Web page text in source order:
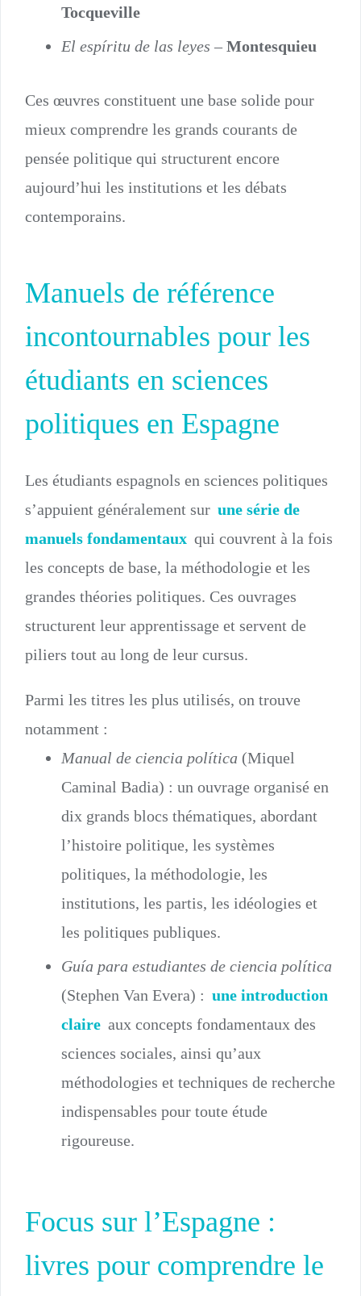
Tocqueville
El espíritu de las leyes – Montesquieu
Ces œuvres constituent une base solide pour
mieux comprendre les grands courants de
pensée politique qui structurent encore
aujourd’hui les institutions et les débats
contemporains.
Manuels de référence
incontournables pour les
étudiants en sciences
politiques en Espagne
Les étudiants espagnols en sciences politiques
s’appuient généralement sur une série de
manuels fondamentaux qui couvrent à la fois
les concepts de base, la méthodologie et les
grandes théories politiques. Ces ouvrages
structurent leur apprentissage et servent de
piliers tout au long de leur cursus.
Parmi les titres les plus utilisés, on trouve
notamment :
Manual de ciencia política (Miquel
Caminal Badia) : un ouvrage organisé en
dix grands blocs thématiques, abordant
l’histoire politique, les systèmes
politiques, la méthodologie, les
institutions, les partis, les idéologies et
les politiques publiques.
Guía para estudiantes de ciencia política
(Stephen Van Evera) : une introduction
claire aux concepts fondamentaux des
sciences sociales, ainsi qu’aux
méthodologies et techniques de recherche
indispensables pour toute étude
rigoureuse.
Focus sur l’Espagne :
livres pour comprendre le